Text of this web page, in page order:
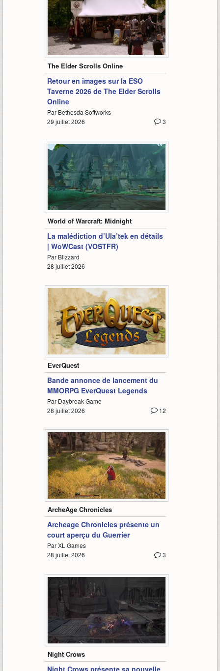
3:21
The Elder Scrolls Online
Retour en images sur la ESO
Taverne 2026 de The Elder Scrolls
Online
Par Bethesda Softworks
3
29 juillet 2026
10:30
World of Warcraft: Midnight
La malédiction d’Ula’tek en détails
| WoWCast (VOSTFR)
Par Blizzard
28 juillet 2026
EverQuest
Bande annonce de lancement du
MMORPG EverQuest Legends
Par Daybreak Game
12
28 juillet 2026
0:23
ArcheAge Chronicles
Archeage Chronicles présente un
court aperçu du Guerrier
Par XL Games
3
28 juillet 2026
0:56
Night Crows